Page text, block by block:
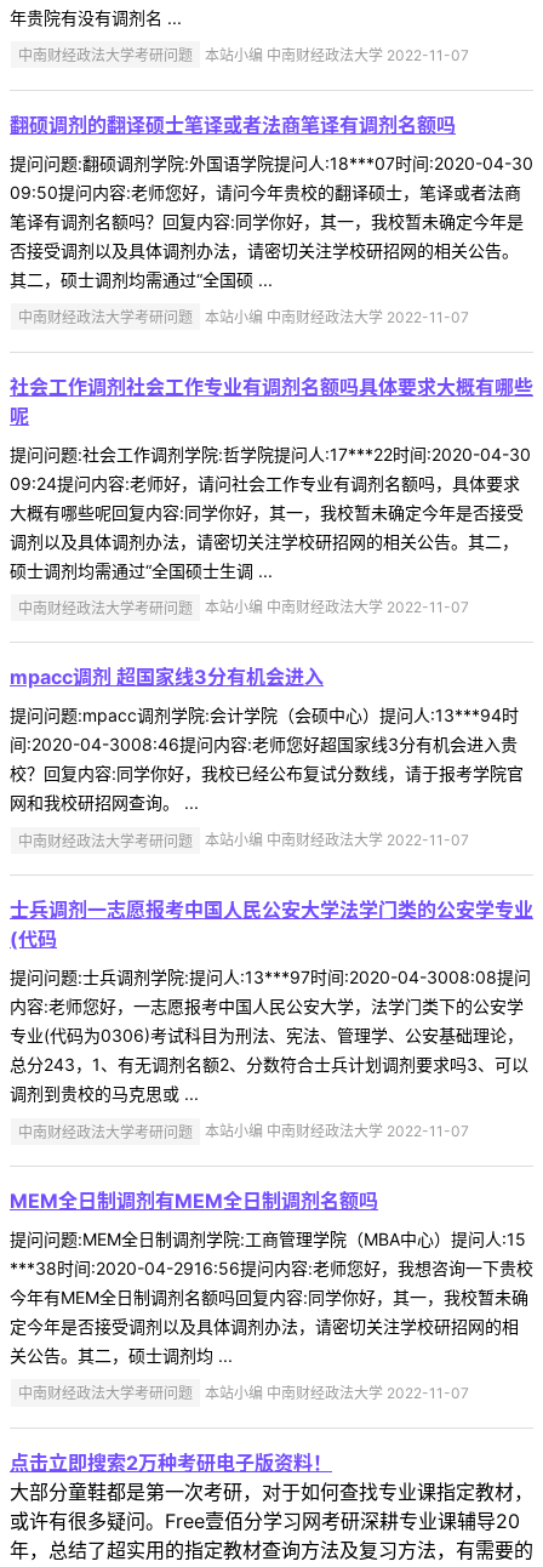
年贵院有没有调剂名 ...
中南财经政法大学考研问题 本站小编 中南财经政法大学 2022-11-07
翻硕调剂的翻译硕士笔译或者法商笔译有调剂名额吗
提问问题:翻硕调剂学院:外国语学院提问人:18***07时间:2020-04-30
09:50提问内容:老师您好，请问今年贵校的翻译硕士，笔译或者法商
笔译有调剂名额吗？回复内容:同学你好，其一，我校暂未确定今年是
否接受调剂以及具体调剂办法，请密切关注学校研招网的相关公告。
其二，硕士调剂均需通过“全国硕 ...
中南财经政法大学考研问题 本站小编 中南财经政法大学 2022-11-07
社会工作调剂社会工作专业有调剂名额吗具体要求大概有哪些
呢
提问问题:社会工作调剂学院:哲学院提问人:17***22时间:2020-04-30
09:24提问内容:老师好，请问社会工作专业有调剂名额吗，具体要求
大概有哪些呢回复内容:同学你好，其一，我校暂未确定今年是否接受
调剂以及具体调剂办法，请密切关注学校研招网的相关公告。其二，
硕士调剂均需通过“全国硕士生调 ...
中南财经政法大学考研问题 本站小编 中南财经政法大学 2022-11-07
mpacc调剂 超国家线3分有机会进入
提问问题:mpacc调剂学院:会计学院（会硕中心）提问人:13***94时
间:2020-04-3008:46提问内容:老师您好超国家线3分有机会进入贵
校？回复内容:同学你好，我校已经公布复试分数线，请于报考学院官
网和我校研招网查询。 ...
中南财经政法大学考研问题 本站小编 中南财经政法大学 2022-11-07
士兵调剂一志愿报考中国人民公安大学法学门类的公安学专业
(代码
提问问题:士兵调剂学院:提问人:13***97时间:2020-04-3008:08提问
内容:老师您好，一志愿报考中国人民公安大学，法学门类下的公安学
专业(代码为0306)考试科目为刑法、宪法、管理学、公安基础理论，
总分243，1、有无调剂名额2、分数符合士兵计划调剂要求吗3、可以
调剂到贵校的马克思或 ...
中南财经政法大学考研问题 本站小编 中南财经政法大学 2022-11-07
MEM全日制调剂有MEM全日制调剂名额吗
提问问题:MEM全日制调剂学院:工商管理学院（MBA中心）提问人:15
***38时间:2020-04-2916:56提问内容:老师您好，我想咨询一下贵校
今年有MEM全日制调剂名额吗回复内容:同学你好，其一，我校暂未确
定今年是否接受调剂以及具体调剂办法，请密切关注学校研招网的相
关公告。其二，硕士调剂均 ...
中南财经政法大学考研问题 本站小编 中南财经政法大学 2022-11-07
点击立即搜索2万种考研电子版资料！
大部分童鞋都是第一次考研，对于如何查找专业课指定教材，
或许有很多疑问。Free壹佰分学习网考研深耕专业课辅导20
年，总结了超实用的指定教材查询方法及复习方法，有需要的